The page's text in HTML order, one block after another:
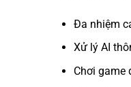
Đa nhiệm
Xử lý AI
Chơi game